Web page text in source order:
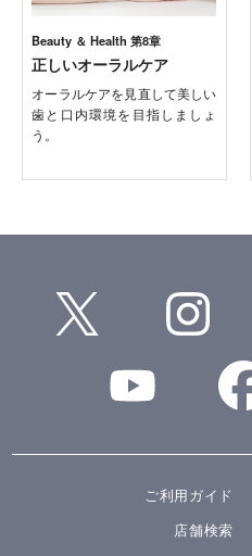
Beauty ＆ Health 第8章
正しいオーラルケア
オーラルケアを見直して美しい
歯と口内環境を目指しましょ
う。
ご利用ガイド
店舗検索